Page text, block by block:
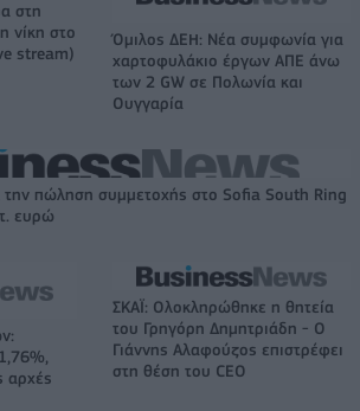
στη
νίκη στο
stream)
Όμιλος ΔΕΗ: Νέα συμφωνία για
χαρτοφυλάκιο έργων ΑΠΕ άνω
των 2 GW σε Πολωνία και
Ουγγαρία
πώληση συμμετοχής στο Sofia South Ring
ευρώ
αρχές
ΣΚΑΪ: Ολοκληρώθηκε η θητεία
του Γρηγόρη Δημητριάδη - Ο
Γιάννης Αλαφούζος επιστρέφει
στη θέση του CEO